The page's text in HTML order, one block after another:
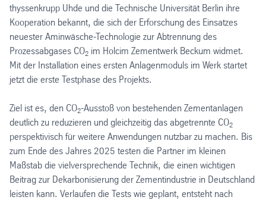
thyssenkrupp Uhde und die Technische Universität Berlin ihre
Kooperation bekannt, die sich der Erforschung des Einsatzes
neuester Aminwäsche-Technologie zur Abtrennung des
Prozessabgases CO2 im Holcim Zementwerk Beckum widmet.
Mit der Installation eines ersten Anlagenmoduls im Werk startet
jetzt die erste Testphase des Projekts.
Ziel ist es, den CO2-Ausstoß von bestehenden Zementanlagen
deutlich zu reduzieren und gleichzeitig das abgetrennte CO2
perspektivisch für weitere Anwendungen nutzbar zu machen. Bis
zum Ende des Jahres 2025 testen die Partner im kleinen
Maßstab die vielversprechende Technik, die einen wichtigen
Beitrag zur Dekarbonisierung der Zementindustrie in Deutschland
leisten kann. Verlaufen die Tests wie geplant, entsteht nach